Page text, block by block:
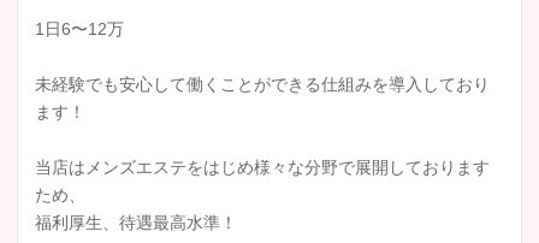
1日6〜12万
未経験でも安心して働くことができる仕組みを導入しており
ます！
当店はメンズエステをはじめ様々な分野で展開しております
ため、
福利厚生、待遇最高水準！